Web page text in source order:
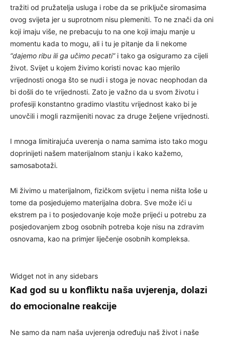
tražiti od pružatelja usluga i robe da se priključe siromasima
ovog svijeta jer u suprotnom nisu plemeniti. To ne znači da oni
koji imaju više, ne prebacuju to na one koji imaju manje u
momentu kada to mogu, ali i tu je pitanje da li nekome
“dajemo ribu ili ga učimo pecati”i tako ga osiguramo za cijeli
život. Svijet u kojem živimo koristi novac kao mjerilo
vrijednosti onoga što se nudi i stoga je novac neophodan da
bi došli do te vrijednosti. Zato je važno da u svom životu i
profesiji konstantno gradimo vlastitu vrijednost kako bi je
unovčili i mogli razmijeniti novac za druge željene vrijednosti.
I mnoga limitirajuća uverenja o nama samima isto tako mogu
doprinijeti našem materijalnom stanju i kako kažemo,
samosabotaži.
Mi živimo u materijalnom, fizičkom svijetu i nema ništa loše u
tome da posjedujemo materijalna dobra. Sve može ići u
ekstrem pa i to posjedovanje koje može prijeći u potrebu za
posjedovanjem zbog osobnih potreba koje nisu na zdravim
osnovama, kao na primjer liječenje osobnih kompleksa.
Widget not in any sidebars
Kad god su u konfliktu naša uvjerenja, dolazi
do emocionalne reakcije
Ne samo da nam naša uvjerenja određuju naš život i naše